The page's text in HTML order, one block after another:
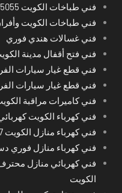
فني طباخات الكويت 98025055
فني طباخات الكويت
فني غسالات هندي فوري
فني فتح أقفال مدينة
فني قطع غيار سيارات
فني قطع غيار سيارات
فني كاميرات مراقبة الكويت
فني كهرباء الكويت كهربائي
فني كهرباء منازل الكويت 97446767
فني كهرباء منازل فوري
فني كهربائي منازل
الكويت